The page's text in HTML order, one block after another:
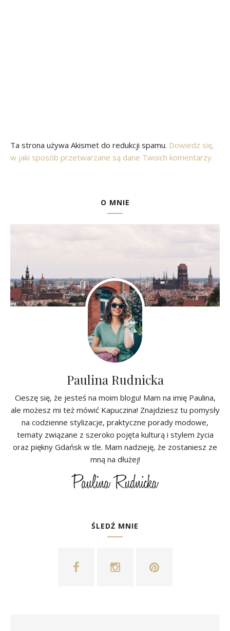
Ta strona używa Akismet do redukcji spamu. Dowiedz się,
w jaki sposób przetwarzane są dane Twoich komentarzy.
O MNIE
Paulina Rudnicka
Cieszę się, że jesteś na moim blogu! Mam na imię Paulina,
ale możesz mi też mówić Kapuczina! Znajdziesz tu pomysły
na codzienne stylizacje, praktyczne porady modowe,
tematy związane z szeroko pojęta kulturą i stylem życia
oraz piękny Gdańsk w tle. Mam nadzieję, że zostaniesz ze
mną na dłużej!
ŚLEDŹ MNIE